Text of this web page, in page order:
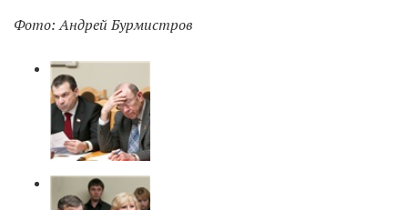
Фото: Андрей Бурмистров